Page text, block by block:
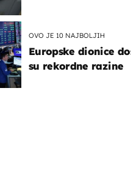
OVO JE 10 NAJBOLJIH
Europske dionice
su rekordne razine